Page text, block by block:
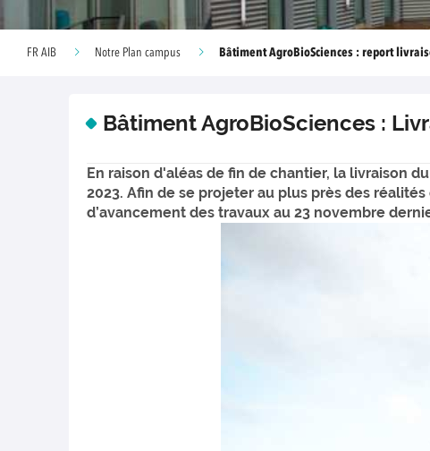
FR AIB Notre Plan campus Bâtiment AgroBioSciences : report
Bâtiment AgroBioSciences :
En raison d'aléas de fin de chantier, la livraison
2023. Afin de se projeter au plus près des
d’avancement des travaux au 23 novembre